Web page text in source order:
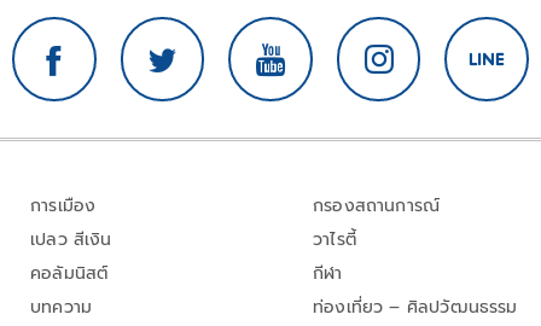
การเมือง
เปลว สีเงิน
คอลัมนิสต์
บทความ
กรองสถานการณ์
วาไรตี้
กีฬา
ท่องเที่ยว – ศิลปวัฒนธรรม